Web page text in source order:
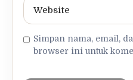
Simpan nama, email,
browser ini untuk